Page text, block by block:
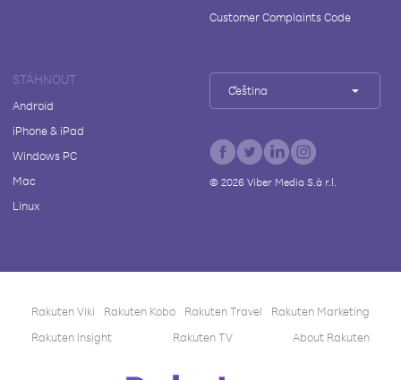
Customer Complaints Code
STÁHNOUT
Android
iPhone & iPad
Windows PC
Mac
Linux
Čeština
© 2026Viber Media S.à r.l.
Rakuten Viki Rakuten Kobo Rakuten Travel
Rakuten Marketing
Rakuten Insight
Rakuten TV About Rakuten